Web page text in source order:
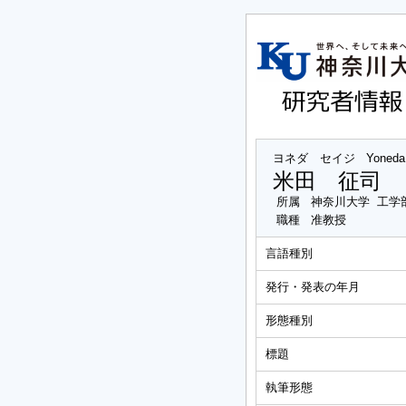
ヨネダ セイジ
米田 征司
所属
神奈川大学 工学
職種
准教授
言語種別
発行・発表の年月
形態種別
標題
執筆形態